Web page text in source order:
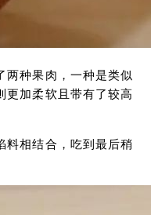
两种果肉，一种是类似
更加柔软且带有了较高
料相结合，吃到最后稍